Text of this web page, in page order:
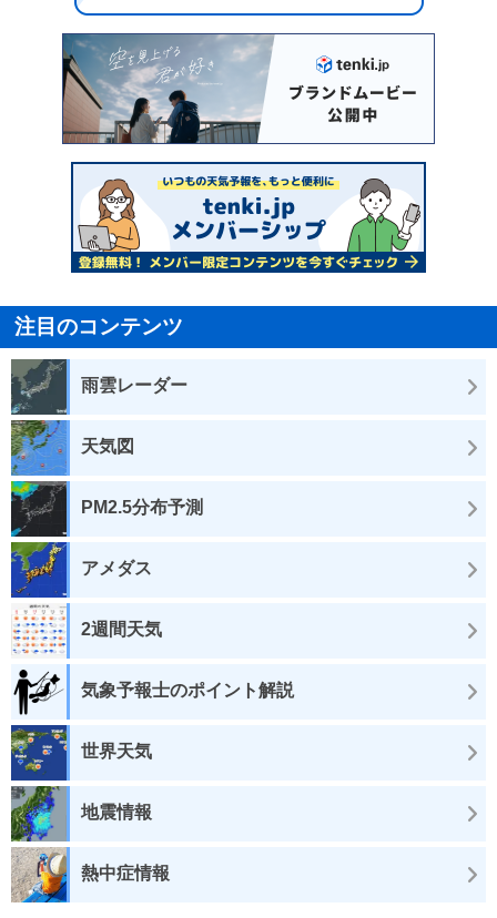
注目のコンテンツ
雨雲レーダー
天気図
PM2.5分布予測
アメダス
2週間天気
気象予報士のポイント解説
世界天気
地震情報
熱中症情報